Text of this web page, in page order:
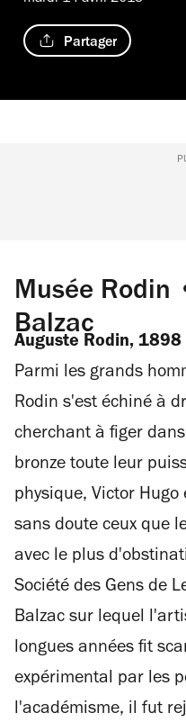
Partager
Musée Rodin
Balzac
Auguste Rodin, 1898
Parmi les grands
Rodin s'est échiné à
cherchant à figer
bronze toute leur
physique, Victor
sans doute ceux que
avec le plus
Société des Gens de
Balzac sur lequel
longues années fit
expérimental par les
l'académisme, il fut